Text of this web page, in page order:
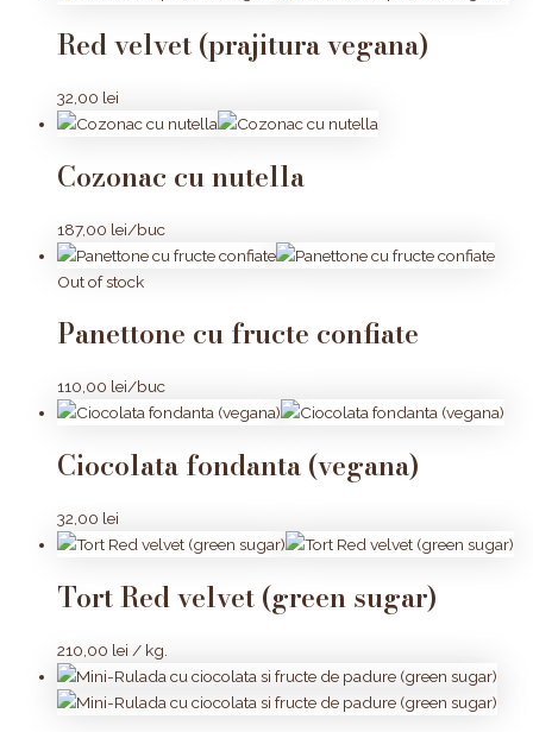
Red velvet (prajitura vegana)
32,00 lei
Cozonac cu nutella
187,00 lei/buc
Out of stock
Panettone cu fructe confiate
110,00 lei/buc
Ciocolata fondanta (vegana)
32,00 lei
Tort Red velvet (green sugar)
210,00 lei / kg.